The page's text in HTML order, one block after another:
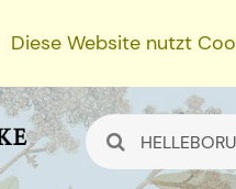
Diese Website nutzt